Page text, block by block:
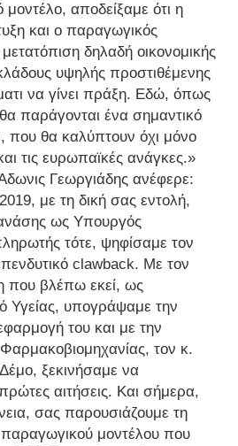
αποδείξαμε ότι η
και ο παραγωγικός
δηλαδή οικονομικής
υψηλής προστιθέμενης
να γίνει πράξη. Εδώ, όπως
παράγονται ένα σημαντικό
θα καλύπτουν όχι μόνο
τις ευρωπαϊκές ανάγκες.»
Γεωργιάδης ανέφερε:
με τη δική σας εντολή,
ως Υπουργός
τότε, ψηφίσαμε τον
clawback. Με τον
που βλέπω εκεί, ως
υπογράψαμε την
του και με την
τον κ.
ξεκινήσαμε να
αιτήσεις. Και σήμερα,
σας παρουσιάζουμε τη
μοντέλου που